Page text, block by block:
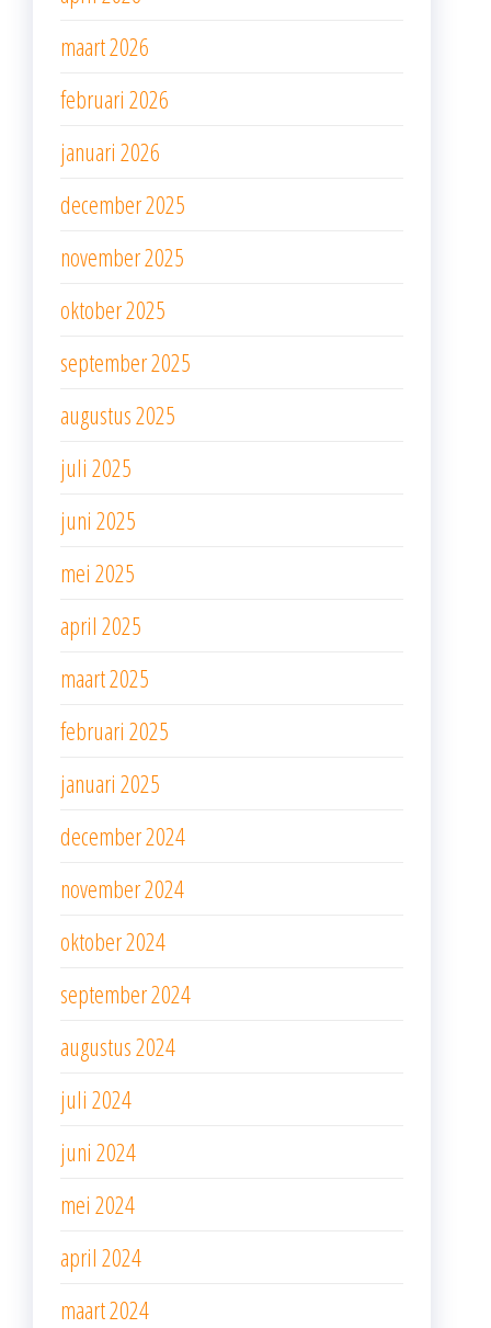
maart 2026
februari 2026
januari 2026
december 2025
november 2025
oktober 2025
september 2025
augustus 2025
juli 2025
juni 2025
mei 2025
april 2025
maart 2025
februari 2025
januari 2025
december 2024
november 2024
oktober 2024
september 2024
augustus 2024
juli 2024
juni 2024
mei 2024
april 2024
maart 2024